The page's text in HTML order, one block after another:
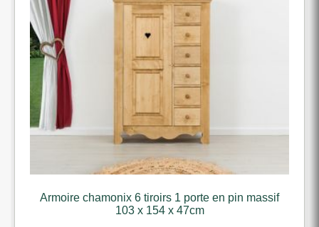
Armoire chamonix 6 tiroirs 1 porte en pin massif
103 x 154 x 47cm